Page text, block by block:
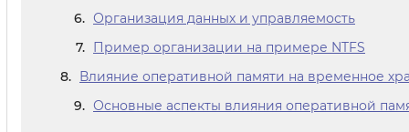
Организация данных и управляемость
Пример организации на примере NTFS
Влияние оперативной памяти на временное
Основные аспекты влияния оперативной